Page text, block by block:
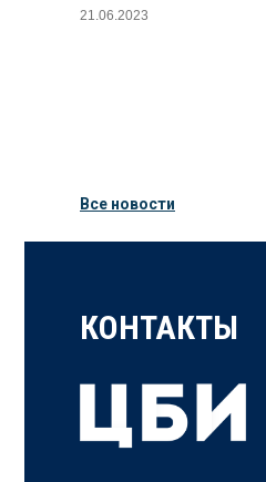
21.06.2023
Все новости
КОНТАКТЫ